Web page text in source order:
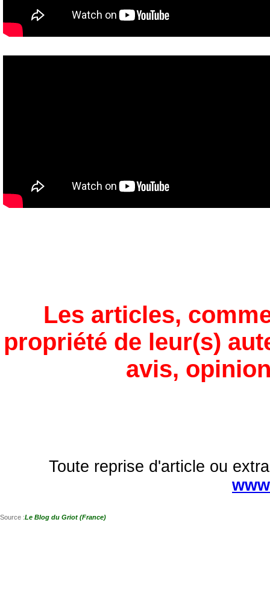
Les articles,
propriété de leur(s)
avis,
Toute reprise d'article ou
Source :Le Blog du Griot (France)